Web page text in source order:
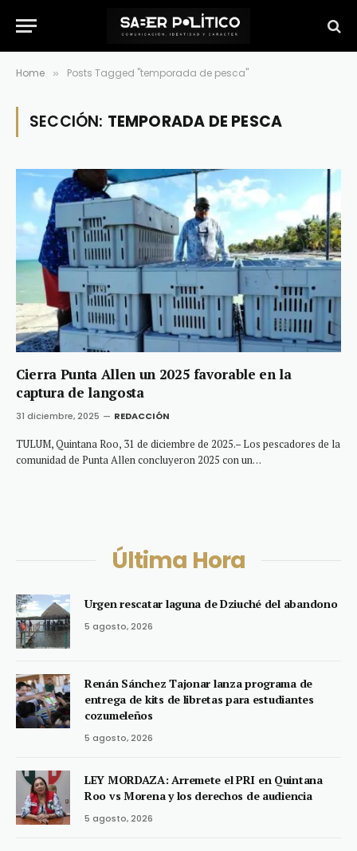
Home » Posts Tagged "temporada de pesca"
SECCIÓN: TEMPORADA DE PESCA
Cierra Punta Allen un 2025 favorable en la
captura de langosta
31 diciembre, 2025 REDACCIÓN
TULUM, Quintana Roo, 31 de diciembre de 2025.– Los pescadores de la
comunidad de Punta Allen concluyeron 2025 con un…
Última Hora
Urgen rescatar laguna de Dziuché del abandono
5 agosto, 2026
Renán Sánchez Tajonar lanza programa de
entrega de kits de libretas para estudiantes
cozumeleños
5 agosto, 2026
LEY MORDAZA: Arremete el PRI en Quintana
Roo vs Morena y los derechos de audiencia
5 agosto, 2026